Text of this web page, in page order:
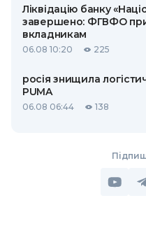
Ліквідацію банку
завершено: ФГВФО
вкладникам
06.08 10:20 225
росія знищила
PUMA
06.08 06:44 138